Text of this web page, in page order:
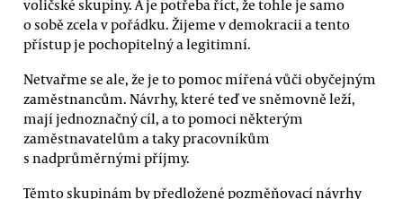
voličské skupiny. A je potřeba říct, že tohle je samo
o sobě zcela v pořádku. Žijeme v demokracii a tento
přístup je pochopitelný a legitimní.
Netvařme se ale, že je to pomoc mířená vůči obyčejným
zaměstnancům. Návrhy, které teď ve sněmovně leží,
mají jednoznačný cíl, a to pomoci některým
zaměstnavatelům a taky pracovníkům
s nadprůměrnými příjmy.
Těmto skupinám by předložené pozměňovací návrhy